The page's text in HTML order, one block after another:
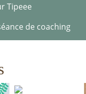
Tipeee
de coaching